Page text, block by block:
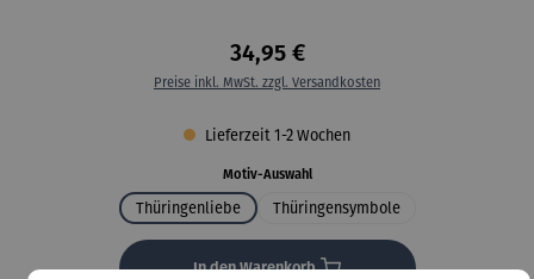
34,95 €
Preise inkl. MwSt. zzgl. Versandkosten
Lieferzeit 1-2 Wochen
Motiv-Auswahlauswählen
Thüringenliebe Thüringensymbole
In den Warenkorb